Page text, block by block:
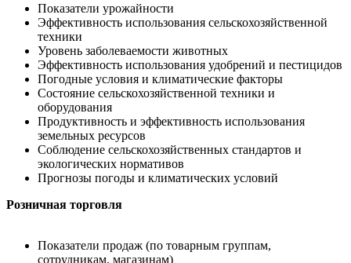
Показатели урожайности
Эффективность использования сельскохозяйственной
техники
Уровень заболеваемости животных
Эффективность использования удобрений и пестицидов
Погодные условия и климатические факторы
Состояние сельскохозяйственной техники и
оборудования
Продуктивность и эффективность использования
земельных ресурсов
Соблюдение сельскохозяйственных стандартов и
экологических нормативов
Прогнозы погоды и климатических условий
Розничная торговля
Показатели продаж (по товарным группам,
сотрудникам, магазинам)